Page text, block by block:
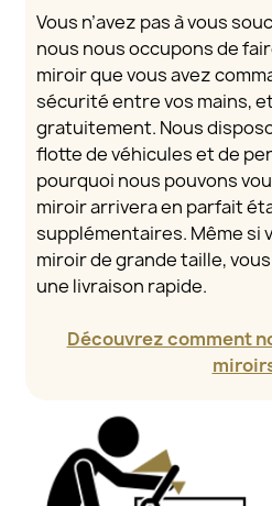
Vous n’avez pas à vous
nous nous occupons de
miroir que vous avez
sécurité entre vos mains,
gratuitement. Nous
flotte de véhicules et de
pourquoi nous pouvons
miroir arrivera en parfait
supplémentaires. Même si
miroir de grande taille,
une livraison rapide.
Découvrez comment